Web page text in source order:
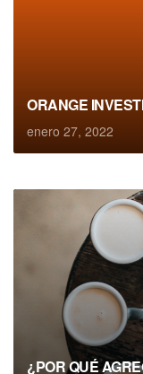
ORANGE
enero 27, 2022
¿POR QUÉ